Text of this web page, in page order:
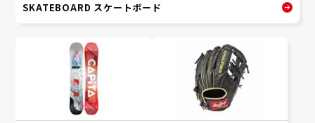
SKATEBOARD スケートボード